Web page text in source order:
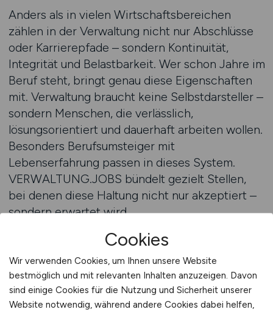
Anders als in vielen Wirtschaftsbereichen
zählen in der Verwaltung nicht nur Abschlüsse
oder Karrierepfade – sondern Kontinuität,
Integrität und Belastbarkeit. Wer schon Jahre im
Beruf steht, bringt genau diese Eigenschaften
mit. Verwaltung braucht keine Selbst­darsteller –
sondern Menschen, die verlässlich,
lösungsorientiert und dauerhaft arbeiten wollen.
Besonders Berufsumsteiger mit
Lebenserfahrung passen in dieses System.
VERWALTUNG.JOBS bündelt gezielt Stellen,
bei denen diese Haltung nicht nur akzeptiert –
sondern erwartet wird.
Stellenangebote auf VERWALTUNG.JOBS
finden
Cookies
Wir verwenden Cookies, um Ihnen unsere Website
bestmöglich und mit relevanten Inhalten anzuzeigen. Davon
sind einige Cookies für die Nutzung und Sicherheit unserer
Website notwendig, während andere Cookies dabei helfen,